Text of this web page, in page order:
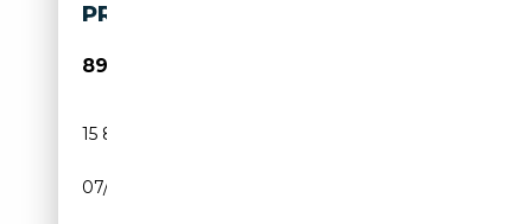
PROF
89 980€
15 895 km
07/2025